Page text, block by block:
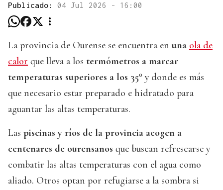
Publicado: 04 Jul 2026 - 16:00
La provincia de Ourense se encuentra en una ola de
calor que lleva a los termómetros a marcar
temperaturas superiores a los 35º y donde es más
que necesario estar preparado e hidratado para
aguantar las altas temperaturas.
Las piscinas y ríos de la provincia acogen a
centenares de ourensanos que buscan refrescarse y
combatir las altas temperaturas con el agua como
aliado. Otros optan por refugiarse a la sombra si